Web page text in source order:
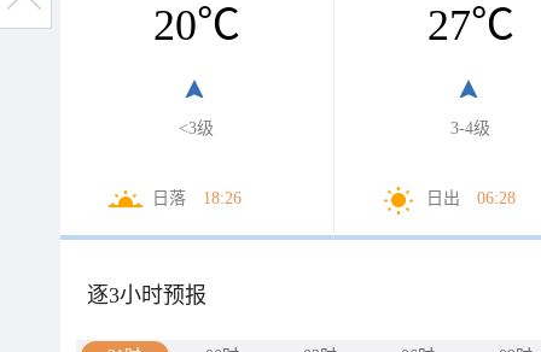
20℃
<3级
日落 18:26
27℃
3-4级
日出 06:28
逐3小时预报